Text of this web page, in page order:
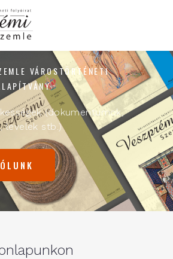
VÁROSTÖRTÉNETI
(dokumentumok,
levelek stb.)